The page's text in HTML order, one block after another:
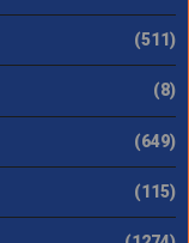
(511)
(8)
(649)
(115)